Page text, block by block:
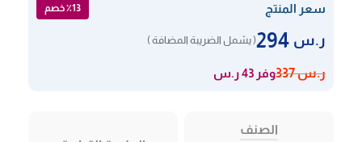
سعر المنتج ٪13 خصم
ر.س ( يشمل الضريبة المضافة )
ر.س337 وفر 43 ر.س
الصنف